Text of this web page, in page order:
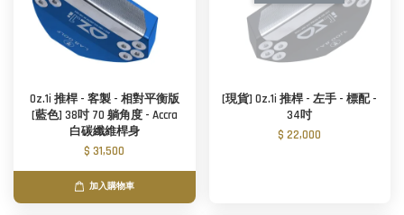
Oz.1i 推桿 - 客製 - 相對平衡版
[藍色] 38吋 70 躺角度 - Accra
白碳纖維桿身
$ 31,500
加入購物車
[現貨] Oz.1i 推桿 - 左手 - 標配 -
34吋
$ 22,000